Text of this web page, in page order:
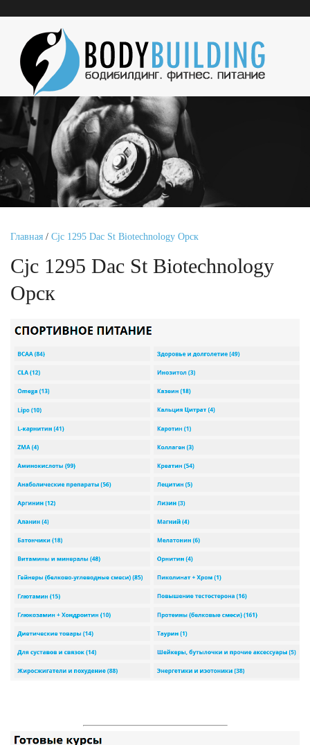
Главная / Cjc 1295 Dac St Biotechnology Орск
Cjc 1295 Dac St Biotechnology
Орск